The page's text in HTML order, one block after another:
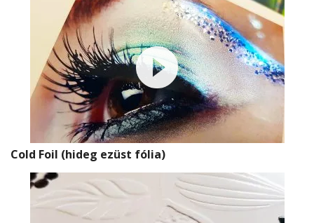
Cold Foil (hideg ezüst fólia)